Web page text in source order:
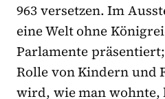
963 versetzen. Im
eine Welt ohne
Parlamente
Rolle von Kindern und
wird, wie man wohnte,